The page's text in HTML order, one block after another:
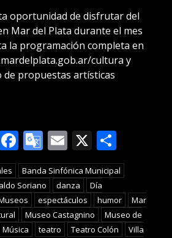
oportunidad de disfrutar del
Mar del Plata durante el mes
la programación completa en
cultura y
de propuestas artísticas
Facebook
Google
Translate
Email
X
Banda Sinfónica Municipal
Soriano
danza
Día
espectáculos humor
Mar
Museo Castagnino
Museo de
Música teatro Teatro Colón
Villa